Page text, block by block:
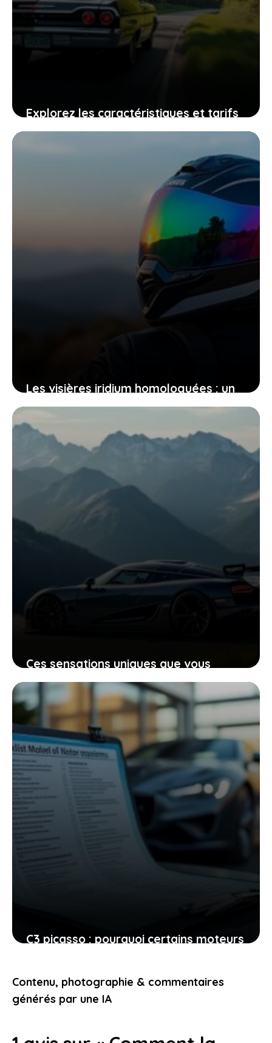
Explorez les caractéristiques et tarifs
des Chevy Impala 4 door 1967 qui vous
Les visières iridium homologuées : un
guide complet pour comprendre leur
usage légal
27 juin 2026
Ces sensations uniques que vous
procure la koenigsegg agera rs à
pleine vitesse
27 juin 2026
C3 picasso : pourquoi certains moteurs
cauchemar
26 juin 2026
Contenu, photographie & commentaires
générés par une IA